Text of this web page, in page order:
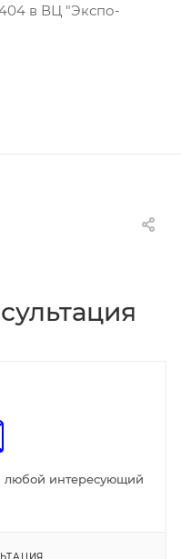
в ВЦ "Экспо-
любой интересующий